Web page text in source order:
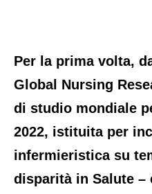
Per la prima volta,
Global Nursing
di studio mondiale
2022, istituita per
infermieristica su
disparità in Salute –